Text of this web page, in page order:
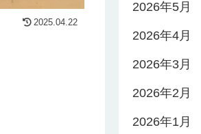
2025.04.22
2026年5月
2026年4月
2026年3月
2026年2月
2026年1月